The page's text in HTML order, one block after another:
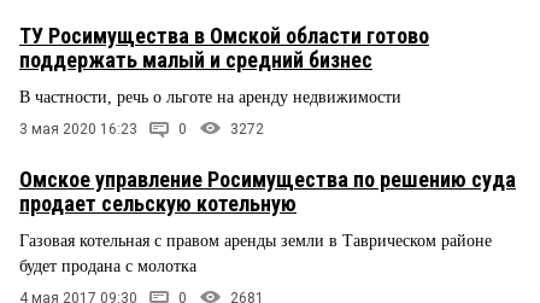
ТУ Росимущества в Омской области готово
поддержать малый и средний бизнес
В частности, речь о льготе на аренду недвижимости
3 мая 2020 16:23 0 3272
Омское управление Росимущества по решению суда
продает сельскую котельную
Газовая котельная с правом аренды земли в Таврическом районе
будет продана с молотка
4 мая 2017 09:30 0 2681